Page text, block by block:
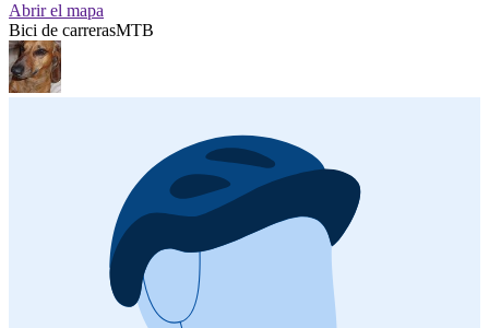
Abrir el mapa
Bici de carrerasMTB